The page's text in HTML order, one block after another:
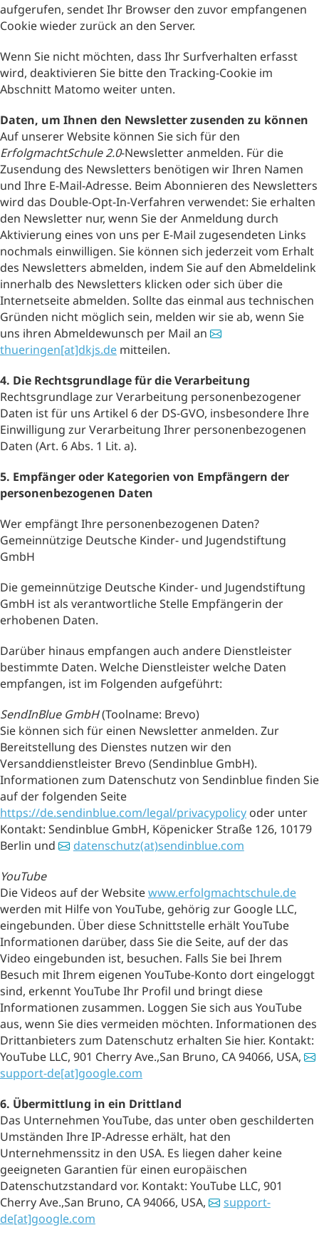
aufgerufen, sendet Ihr Browser den zuvor empfangenen
Cookie wieder zurück an den Server.
Wenn Sie nicht möchten, dass Ihr Surfverhalten erfasst
wird, deaktivieren Sie bitte den Tracking-Cookie im
Abschnitt Matomo weiter unten.
Daten, um Ihnen den Newsletter zusenden zu können
Auf unserer Website können Sie sich für den
ErfolgmachtSchule 2.0-Newsletter anmelden. Für die
Zusendung des Newsletters benötigen wir Ihren Namen
und Ihre E-Mail-Adresse. Beim Abonnieren des Newsletters
wird das Double-Opt-In-Verfahren verwendet: Sie erhalten
den Newsletter nur, wenn Sie der Anmeldung durch
Aktivierung eines von uns per E-Mail zugesendeten Links
nochmals einwilligen. Sie können sich jederzeit vom Erhalt
des Newsletters abmelden, indem Sie auf den Abmeldelink
innerhalb des Newsletters klicken oder sich über die
Internetseite abmelden. Sollte das einmal aus technischen
Gründen nicht möglich sein, melden wir sie ab, wenn Sie
uns ihren Abmeldewunsch per Mail an
thueringen[at]dkjs.de mitteilen.
4. Die Rechtsgrundlage für die Verarbeitung
Rechtsgrundlage zur Verarbeitung personenbezogener
Daten ist für uns Artikel 6 der DS-GVO, insbesondere Ihre
Einwilligung zur Verarbeitung Ihrer personenbezogenen
Daten (Art. 6 Abs. 1 Lit. a).
5. Empfänger oder Kategorien von Empfängern der
personenbezogenen Daten
Wer empfängt Ihre personenbezogenen Daten?
Gemeinnützige Deutsche Kinder- und Jugendstiftung
GmbH
Die gemeinnützige Deutsche Kinder- und Jugendstiftung
GmbH ist als verantwortliche Stelle Empfängerin der
erhobenen Daten.
Darüber hinaus empfangen auch andere Dienstleister
bestimmte Daten. Welche Dienstleister welche Daten
empfangen, ist im Folgenden aufgeführt:
SendInBlueGmbH(Toolname: Brevo)
Sie können sich für einen Newsletter anmelden. Zur
Bereitstellung des Dienstes nutzen wir den
Versanddienstleister Brevo (Sendinblue GmbH).
Informationen zum Datenschutz von Sendinblue finden Sie
auf der folgenden Seite
https://de.sendinblue.com/legal/privacypolicy oder unter
Kontakt: Sendinblue GmbH, Köpenicker Straße 126, 10179
Berlin und
datenschutz(at)sendinblue.com
YouTube
Die Videos auf der Websitewww.erfolgmachtschule.de
werden mit Hilfe von YouTube, gehörig zur Google LLC,
eingebunden. Über diese Schnittstelle erhält YouTube
Informationen darüber, dass Sie die Seite, auf der das
Video eingebunden ist, besuchen. Falls Sie bei Ihrem
Besuch mit Ihrem eigenen YouTube-Konto dort eingeloggt
sind, erkennt YouTube Ihr Profil und bringt diese
Informationen zusammen. Loggen Sie sich aus YouTube
aus, wenn Sie dies vermeiden möchten. Informationen des
Drittanbieters zum Datenschutz erhalten Sie hier. Kontakt:
YouTube LLC, 901 Cherry Ave.,San Bruno, CA 94066, USA,
support-de[at]google.com
6. Übermittlung in ein Drittland
Das Unternehmen YouTube, das unter oben geschilderten
Umständen Ihre IP-Adresse erhält, hat den
Unternehmenssitz in den USA. Es liegen daher keine
geeigneten Garantien für einen europäischen
Datenschutzstandard vor. Kontakt: YouTube LLC, 901
Cherry Ave.,San Bruno, CA 94066, USA,
support-
de[at]google.com